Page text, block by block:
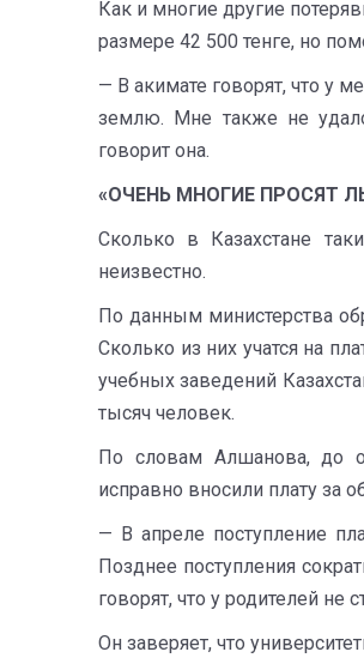
Как и многие другие
размере 42 500 тенге, но
— В акимате говорят, что у
землю. Мне также не
говорит она.
«ОЧЕНЬ МНОГИЕ ПРОСЯТ
Сколько в Казахстане
неизвестно.
По данным министерства
Сколько из них учатся на
учебных заведений
тысяч человек.
По словам Алшанова, до
исправно вносили плату за
— В апреле поступление
Позднее поступления
говорят, что у родителей не
Он заверяет, что